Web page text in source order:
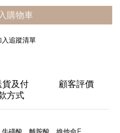
購物車
入追蹤清單
貨及付
方式
顧客評價